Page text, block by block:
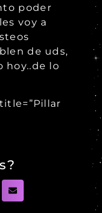
poder
voy a
de uds,
hoy..de lo